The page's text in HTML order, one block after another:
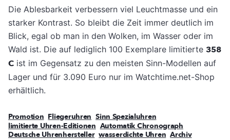
Die Ablesbarkeit verbessern viel Leuchtmasse und ein
starker Kontrast. So bleibt die Zeit immer deutlich im
Blick, egal ob man in den Wolken, im Wasser oder im
Wald ist. Die auf lediglich 100 Exemplare limitierte 358
C ist im Gegensatz zu den meisten Sinn-Modellen auf
Lager und für 3.090 Euro nur im Watchtime.net-Shop
erhältlich.
Promotion Fliegeruhren Sinn Spezialuhren
limitierte Uhren-Editionen Automatik Chronograph
Deutsche Uhrenhersteller wasserdichte Uhren Archiv